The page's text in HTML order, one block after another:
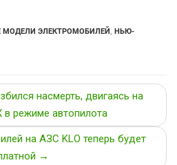
МОДЕЛИ ЭЛЕКТРОМОБИЛЕЙ, НЬЮ-
насмерть, двигаясь на
в режиме автопилота
на АЗС KLO теперь будет
→